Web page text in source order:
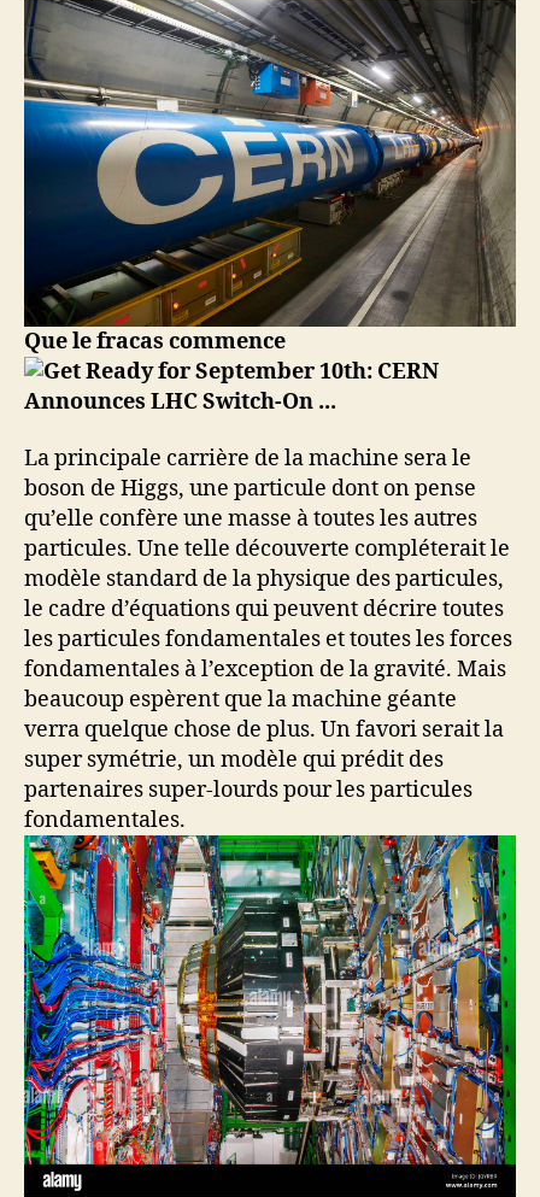
Que le fracas commence
La principale carrière de la machine sera le
boson de Higgs, une particule dont on pense
qu’elle confère une masse à toutes les autres
particules. Une telle découverte compléterait le
modèle standard de la physique des particules,
le cadre d’équations qui peuvent décrire toutes
les particules fondamentales et toutes les forces
fondamentales à l’exception de la gravité. Mais
beaucoup espèrent que la machine géante
verra quelque chose de plus. Un favori serait la
super symétrie, un modèle qui prédit des
partenaires super-lourds pour les particules
fondamentales.